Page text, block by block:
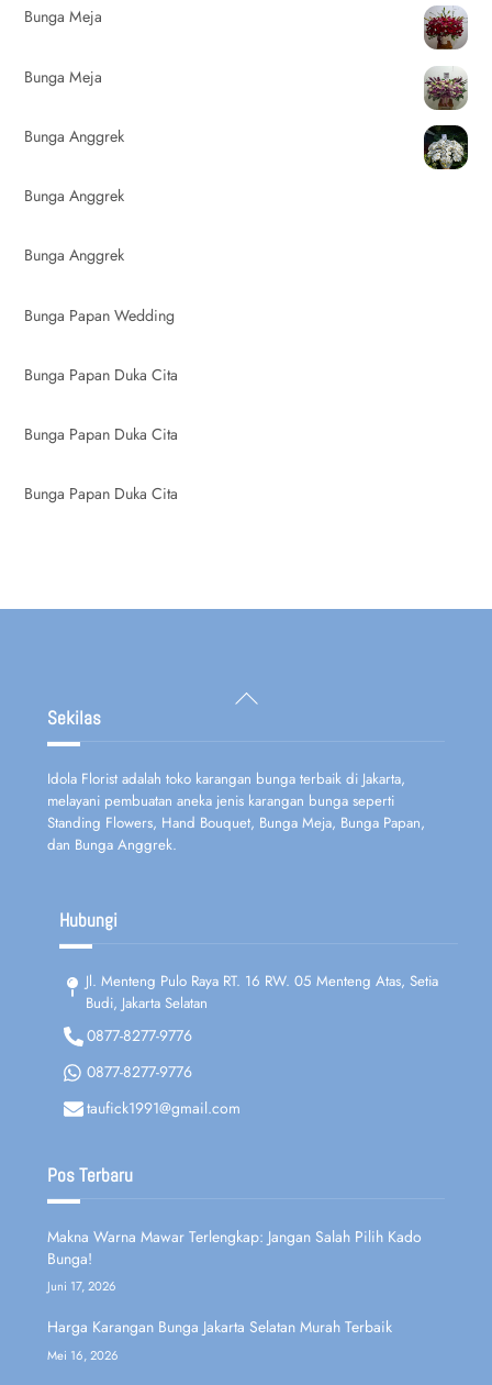
Bunga Meja
Bunga Meja
Bunga Anggrek
Bunga Anggrek
Bunga Anggrek
Bunga Papan Wedding
Bunga Papan Duka Cita
Bunga Papan Duka Cita
Bunga Papan Duka Cita
Back
To
Sekilas
Idola Florist adalah toko karangan bunga terbaik di Jakarta,
melayani pembuatan aneka jenis karangan bunga seperti
Standing Flowers, Hand Bouquet, Bunga Meja, Bunga Papan,
dan Bunga Anggrek.
Hubungi
Jl. Menteng Pulo Raya RT. 16 RW. 05 Menteng Atas, Setia
Budi, Jakarta Selatan
0877-8277-9776
0877-8277-9776
taufick1991@gmail.com
Pos Terbaru
Makna Warna Mawar Terlengkap: Jangan Salah Pilih Kado
Bunga!
Juni 17, 2026
Harga Karangan Bunga Jakarta Selatan Murah Terbaik
Mei 16, 2026